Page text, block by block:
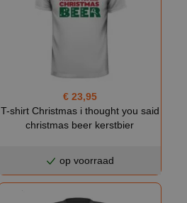
€ 23,95
T-shirt Christmas i thought you said
christmas beer kerstbier
op voorraad